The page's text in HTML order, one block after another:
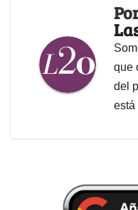
que
del
está